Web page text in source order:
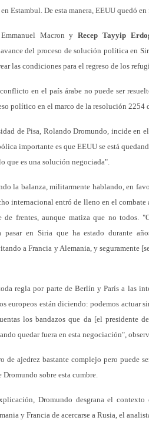
Estambul. De esta manera, EEUU quedó
Macron yRecep Tayyip
del proceso de solución política en
las condiciones para el regreso de los
en el país árabe no puede ser
político en el marco de la resolución 2254
de Pisa, Rolando Dromundo, incide en
importante es que EEUU se está
que es una solución negociada".
la balanza, militarmente hablando, en
internacional entró de lleno en el
frentes, aunque matiza que no todos.
en Siria que ha estado durante
a Francia y Alemania, y seguramente
regla por parte de Berlín y París a las
europeos están diciendo: podemos actuar
los bandazos que da [el presidente
quedar fuera en esta negociación",
de ajedrez bastante complejo pero puede
sobre esta cumbre.
Dromundo desgrana el
y Francia de acercarse a Rusia, el